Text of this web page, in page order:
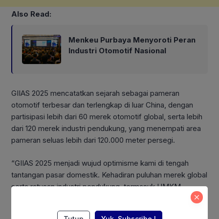
Also Read:
Menkeu Purbaya Menyoroti Peran
Industri Otomotif Nasional
GIIAS 2025 mencatatkan sejarah sebagai pameran
otomotif terbesar dan terlengkap di luar China, dengan
partisipasi lebih dari 60 merek otomotif global, serta lebih
dari 120 merek industri pendukung, yang menempati area
pameran seluas lebih dari 120.000 meter persegi.
“GIIAS 2025 menjadi wujud optimisme kami di tengah
tantangan pasar domestik. Kehadiran puluhan merek global
serta ratusan industri pendukung, termasuk UMKM,
menegaskan peran penting GIIAS dalam dalam memajukan
industri otomotif Indonesia yang menyerap jutaan tenaga